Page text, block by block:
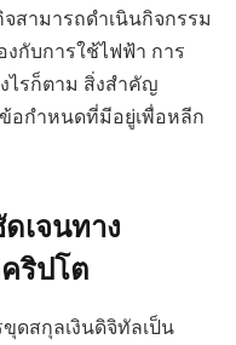
สามารถดำเนินกิจกรรม
กับการใช้ไฟฟ้า การ
ไรก็ตาม สิ่งสำคัญ
อกำหนดที่มีอยู่เพื่อหลีก
เจนทาง
ริปโต
ดสกุลเงินดิจิทัลเป็น